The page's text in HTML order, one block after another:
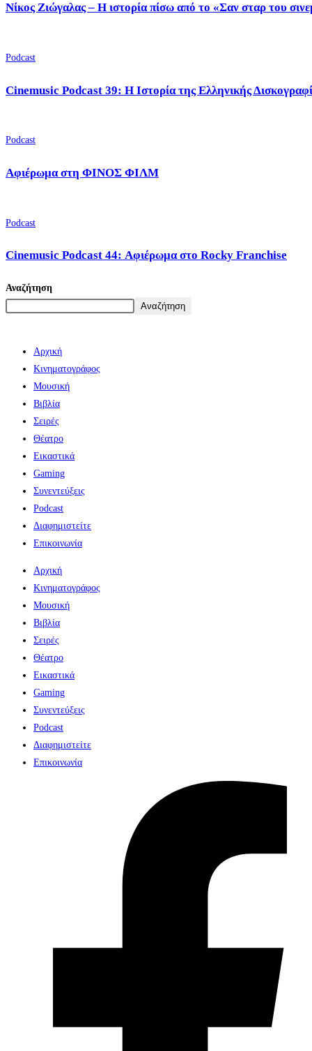
Νίκος Ζιώγαλας – Η ιστορία πίσω από το «Σαν σταρ του
Podcast
Cinemusic Podcast 39: Η Ιστορία της Ελληνικής
Podcast
Αφιέρωμα στη ΦΙΝΟΣ ΦΙΛΜ
Podcast
Cinemusic Podcast 44: Αφιέρωμα στο Rocky Franchise
Αναζήτηση
Αναζήτηση
Αρχική
Κινηματογράφος
Μουσική
Βιβλία
Σειρές
Θέατρο
Εικαστικά
Gaming
Συνεντεύξεις
Podcast
Διαφημιστείτε
Επικοινωνία
Αρχική
Κινηματογράφος
Μουσική
Βιβλία
Σειρές
Θέατρο
Εικαστικά
Gaming
Συνεντεύξεις
Podcast
Διαφημιστείτε
Επικοινωνία